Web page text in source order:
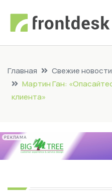
Главная
Свежие
Мартин Ган:
клиента»
РЕКЛАМА